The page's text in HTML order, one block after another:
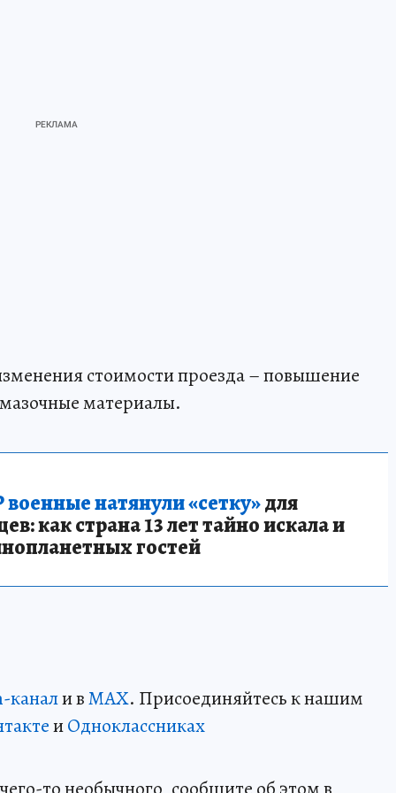
стоимости проезда – повышение
материалы.
натянули «сетку»для
как страна 13 лет тайно искала и
гостей
канали вMAX. Присоединяйтесь к нашим
иОдноклассниках